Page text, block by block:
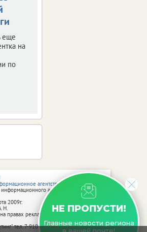
еще
на
по
НЕ ПРОПУСТИ!
Главные новости региона
агентство vRossii.ru
агентства vRossii.ru
2009г.
Н.
правах рекламы.
тел. 7-910-267-70-40,